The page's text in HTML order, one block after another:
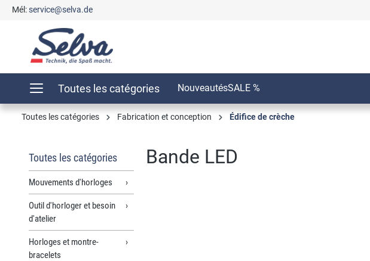
Passer à la navigation principale
Mél:service@selva.de
Toutes les catégories NouveautésSALE %
Toutes les catégories Fabrication et conception Édifice de crèche
Toutes les catégories
Mouvements d'horloges
Outil d'horloger et besoin
d'atelier
Horloges et montre-
bracelets
Bande LED